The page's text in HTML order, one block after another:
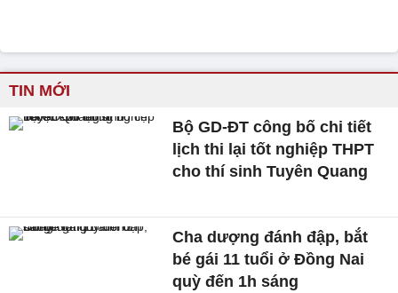
TIN MỚI
Bộ GD-ĐT công bố chi tiết
lịch thi lại tốt nghiệp THPT
cho thí sinh Tuyên Quang
Cha dượng đánh đập, bắt
bé gái 11 tuổi ở Đồng Nai
quỳ đến 1h sáng